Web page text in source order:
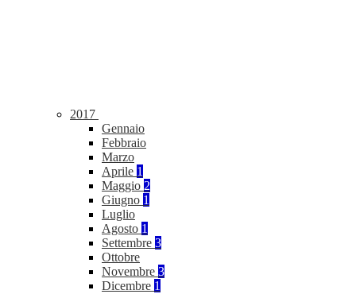
2017
Gennaio
Febbraio
Marzo
Aprile 1
Maggio 2
Giugno 1
Luglio
Agosto 1
Settembre 3
Ottobre
Novembre 3
Dicembre 1